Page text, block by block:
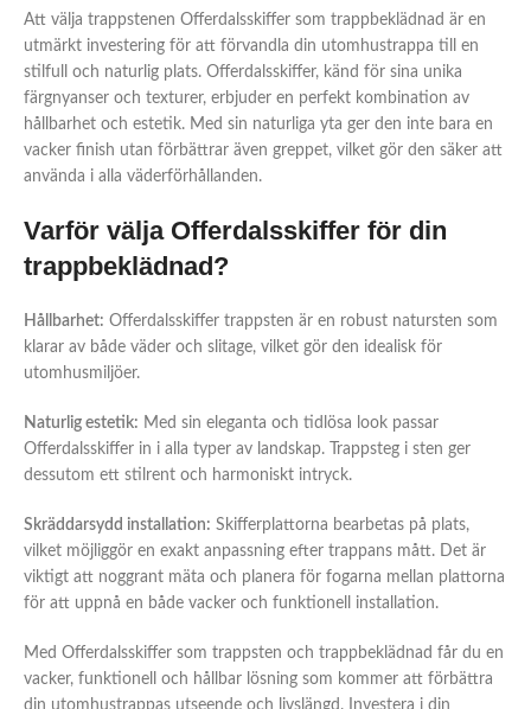
Att välja trappstenen Offerdalsskiffer som trappbeklädnad är en
utmärkt investering för att förvandla din utomhustrappa till en
stilfull och naturlig plats. Offerdalsskiffer, känd för sina unika
färgnyanser och texturer, erbjuder en perfekt kombination av
hållbarhet och estetik. Med sin naturliga yta ger den inte bara en
vacker finish utan förbättrar även greppet, vilket gör den säker att
använda i alla väderförhållanden.
Varför välja Offerdalsskiffer för din
trappbeklädnad?
Hållbarhet: Offerdalsskiffer trappsten är en robust natursten som
klarar av både väder och slitage, vilket gör den idealisk för
utomhusmiljöer.
Naturlig estetik: Med sin eleganta och tidlösa look passar
Offerdalsskiffer in i alla typer av landskap. Trappsteg i sten ger
dessutom ett stilrent och harmoniskt intryck.
Skräddarsydd installation: Skifferplattorna bearbetas på plats,
vilket möjliggör en exakt anpassning efter trappans mått. Det är
viktigt att noggrant mäta och planera för fogarna mellan plattorna
för att uppnå en både vacker och funktionell installation.
Med Offerdalsskiffer som trappsten och trappbeklädnad får du en
vacker, funktionell och hållbar lösning som kommer att förbättra
din utomhustrappas utseende och livslängd. Investera i din